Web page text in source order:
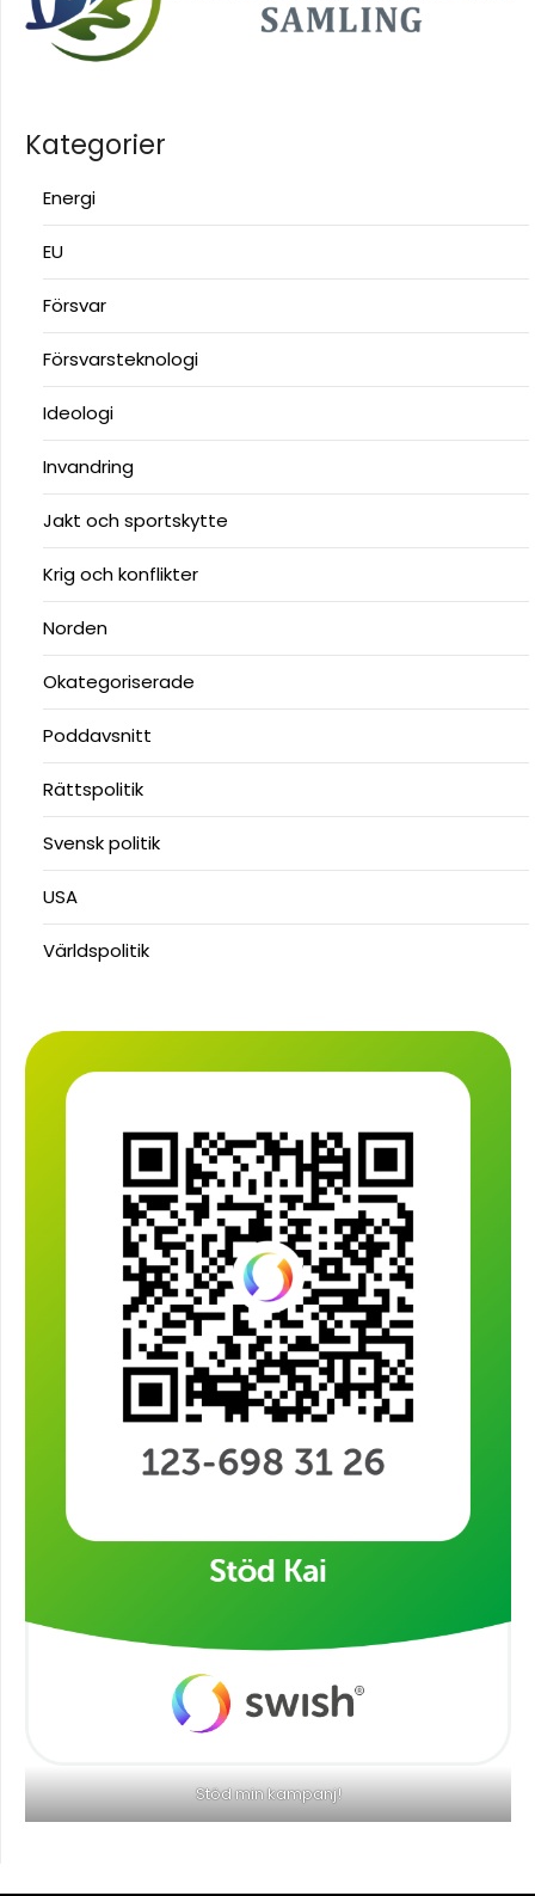
Kategorier
Energi
EU
Försvar
Försvarsteknologi
Ideologi
Invandring
Jakt och sportskytte
Krig och konflikter
Norden
Okategoriserade
Poddavsnitt
Rättspolitik
Svensk politik
USA
Världspolitik
Stöd min kampanj!